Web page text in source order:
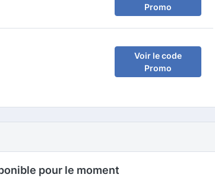
Promo
Voir le code
Promo
pour le moment